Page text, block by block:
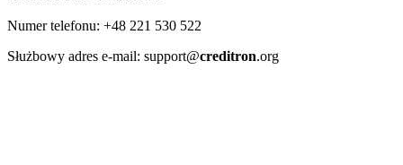
Numer telefonu: +48 221 530 522
Służbowy adres e-mail: support@creditron.org